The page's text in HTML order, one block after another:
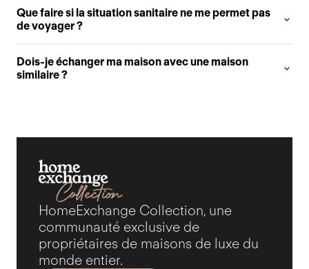
Que faire si la situation sanitaire ne me permet pas
de voyager ?
Dois-je échanger ma maison avec une maison
similaire ?
HomeExchange Collection, une
communauté exclusive de
propriétaires de maisons de luxe du
monde entier.